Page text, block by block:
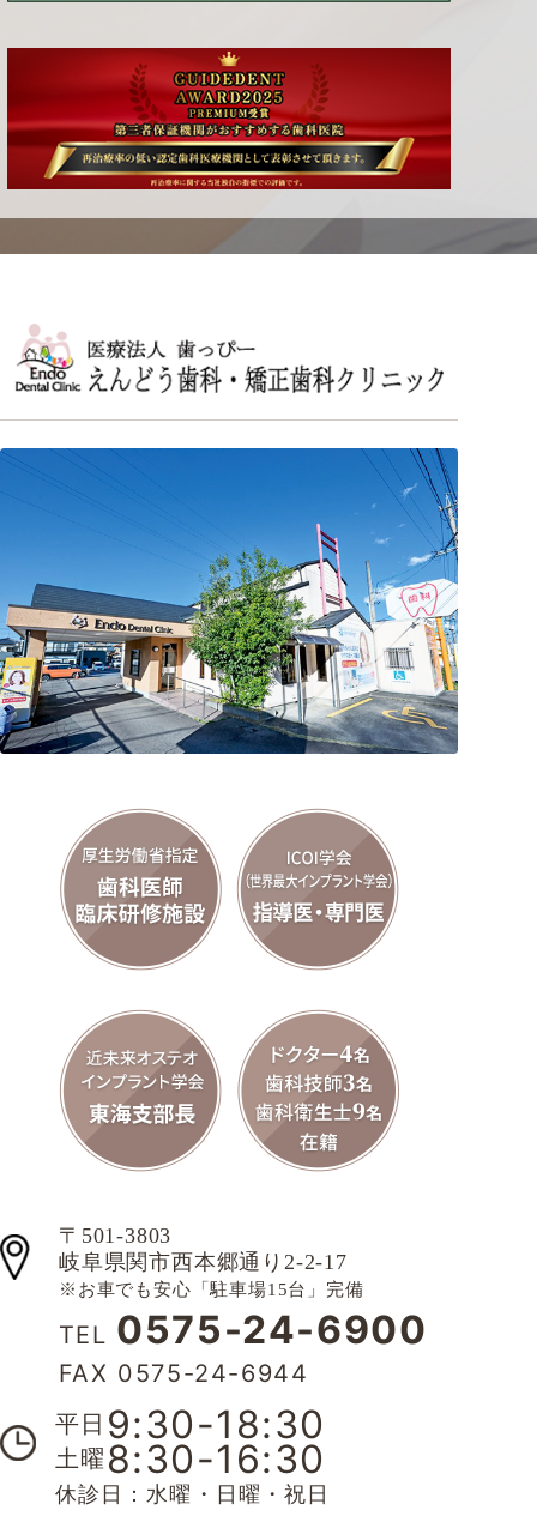
〒501-3803
岐阜県関市西本郷通り2-2-17
※お車でも安心「駐車場15台」完備
TEL 0575-24-6900
FAX 0575-24-6944
平日 9:30-18:30
土曜 8:30-16:30
休診日：水曜・日曜・祝日